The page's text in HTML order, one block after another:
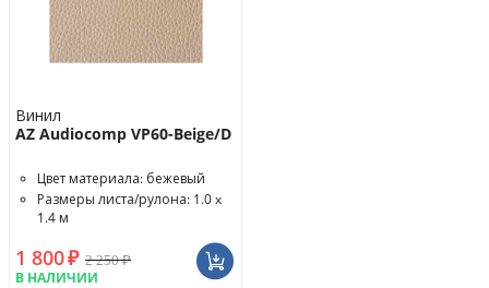
Винил
AZ Audiocomp VP60-Beige/D
Цвет материала: бежевый
Размеры листа/рулона: 1.0 x
1.4 м
1 800₽ 2 250₽
В НАЛИЧИИ